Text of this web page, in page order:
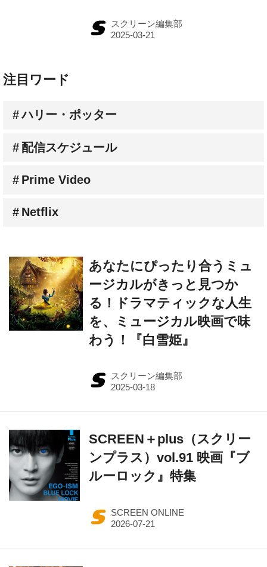
スクリーン編集部
注目ワード
ハリー・ポッター
配信スケジュール
Prime Video
Netflix
あなたにぴったり合うミュ
ージカルがきっと見つか
る！ドラマティックな人生
を、ミュージカル映画で味
わう！『白雪姫』
スクリーン編集部
SCREEN＋plus（スクリー
ンプラス）vol.91 映画『ブ
ルーロック』特集
SCREEN ONLINE